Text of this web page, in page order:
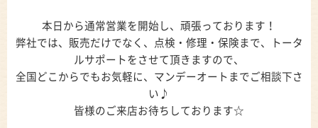
本日から通常営業を開始し、頑張っております！
弊社では、販売だけでなく、点検・修理・保険まで、トータ
ルサポートをさせて頂きますので、
全国どこからでもお気軽に、マンデーオートまでご相談下さ
い♪
皆様のご来店お待ちしております☆